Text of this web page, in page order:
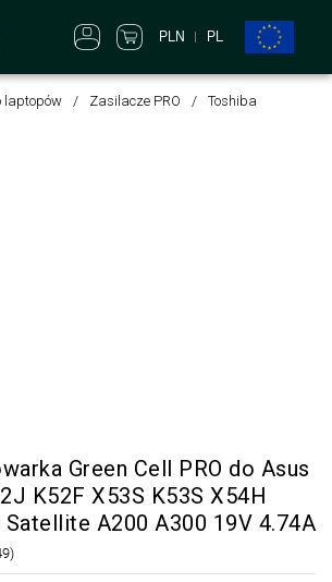
PLN PL
laptopów Zasilacze PRO Toshiba
Green Cell PRO do Asus
K52F X53S K53S X54H
Satellite A200 A300 19V 4.74A